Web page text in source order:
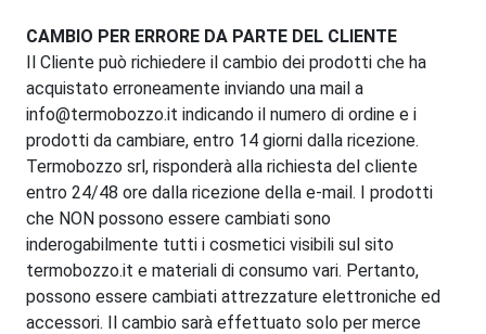
CAMBIO PER ERRORE DA PARTE DEL CLIENTE
Il Cliente può richiedere il cambio dei prodotti che ha
acquistato erroneamente inviando una mail a
info@termobozzo.it indicando il numero di ordine e i
prodotti da cambiare, entro 14 giorni dalla ricezione.
Termobozzo srl, risponderà alla richiesta del cliente
entro 24/48 ore dalla ricezione della e-mail. I prodotti
che NON possono essere cambiati sono
inderogabilmente tutti i cosmetici visibili sul sito
termobozzo.it e materiali di consumo vari. Pertanto,
possono essere cambiati attrezzature elettroniche ed
accessori. Il cambio sarà effettuato solo per merce